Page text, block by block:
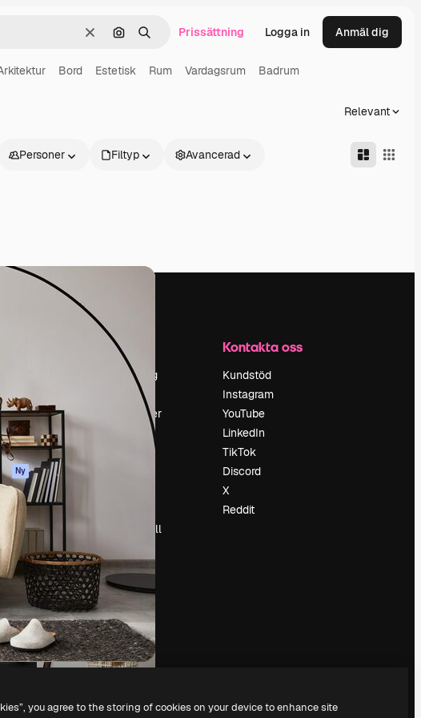
RensaSök efter bild
Söka Prissättning Logga in Anmäl dig
Bord Estetisk Rum Vardagsrum Badrum
Relevant
Personer Filtyp Avancerad
Ny
policy
Företag
Prissättning
Recensioner
Sälj innehåll
Söker efter
magnific.ai
Kontakta oss
Kundstöd
Instagram
YouTube
LinkedIn
TikTok
Discord
X
Reddit
you agree to the storing of cookies on your device to enhance site